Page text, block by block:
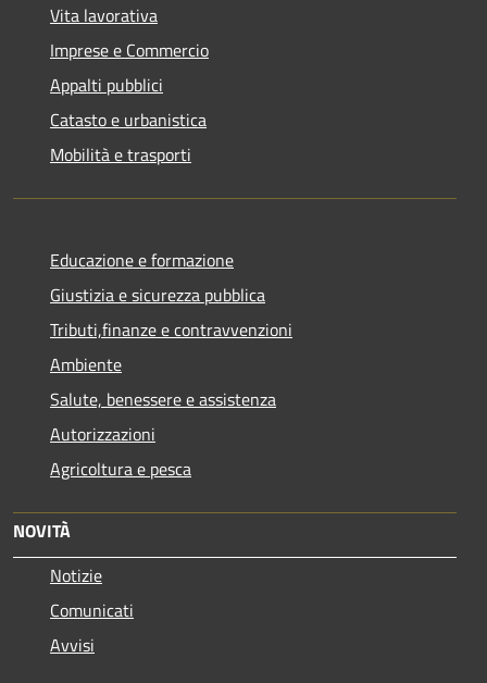
Vita lavorativa
Imprese e Commercio
Appalti pubblici
Catasto e urbanistica
Mobilità e trasporti
Educazione e formazione
Giustizia e sicurezza pubblica
Tributi,finanze e contravvenzioni
Ambiente
Salute, benessere e assistenza
Autorizzazioni
Agricoltura e pesca
NOVITÀ
Notizie
Comunicati
Avvisi